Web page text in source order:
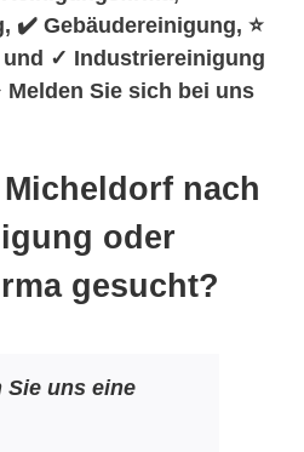
✔️ Gebäudereinigung, ⭐
✓ Industriereinigung
Melden Sie sich bei uns
nach
oder
gesucht?
Sie uns eine